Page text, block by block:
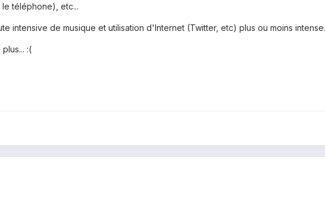
téléphone), etc...
intensive de musique et utilisation d'Internet (Twitter, etc) plus ou moins
:(